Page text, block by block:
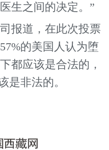
生之间的决定。”
道，在此次投票
的美国人认为堕
都应该是合法的，
是非法的。